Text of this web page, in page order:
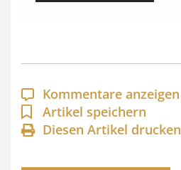
p
a
n
n
Kommentare anzeigen
Artikel speichern
Diesen Artikel drucken